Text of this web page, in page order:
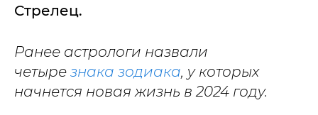
Стрелец.
Ранее астрологи назвали
четыре знака зодиака, у которых
начнется новая жизнь в 2024 году.